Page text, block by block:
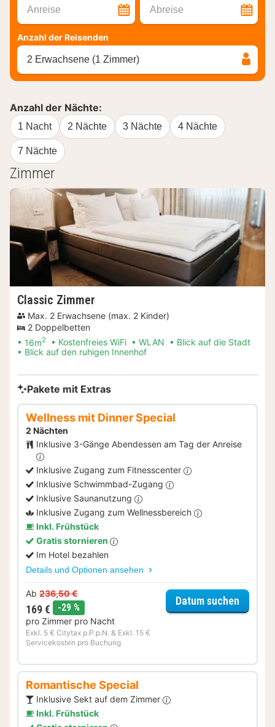
Anreise Abreise
Anzahl der Reisenden
2 Erwachsene (1 Zimmer)
Anzahl der Nächte:
1 Nacht 2 Nächte 3 Nächte 4 Nächte
7 Nächte
Zimmer
Classic Zimmer
Max. 2 Erwachsene (max. 2 Kinder)
2 Doppelbetten
16m2 Kostenfreies WiFi WLAN
Blick auf die Stadt
Blick auf den ruhigen Innenhof
Pakete mit Extras
Wellness mit Dinner Special
2 Nächten
Inklusive 3-Gänge Abendessen am Tag der Anreise
Inklusive Zugang zum Fitnesscenter
Inklusive Schwimmbad-Zugang
Inklusive Saunanutzung
Inklusive Zugang zum Wellnessbereich
Inkl. Frühstück
Gratis stornieren
Im Hotel bezahlen
Details und Optionen ansehen
Ab 236,50 €
169 € -29 %
pro Zimmer pro Nacht
Exkl. 5 € Citytax p.P.p.N. & Exkl. 15 €
Servicekosten pro Buchung
Datum suchen
Romantische Special
Inklusive Sekt auf dem Zimmer
Inkl. Frühstück